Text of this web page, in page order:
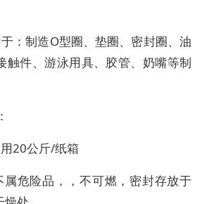
：制造O型圈、垫圈、密封圈、油
触件、游泳用具、胶管、奶嘴等制
20公斤/纸箱
危险品，，不可燃，密封存放于